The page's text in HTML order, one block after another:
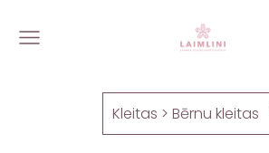
Kleitas > Bērnu kleitas